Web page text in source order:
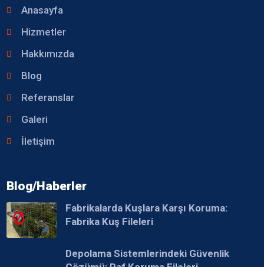
Anasayfa
Hizmetler
Hakkımızda
Blog
Referanslar
Galeri
İletişim
Blog/Haberler
Fabrikalarda Kuşlara Karşı Koruma:
Fabrika Kuş Fileleri
Depolama Sistemlerindeki Güvenlik